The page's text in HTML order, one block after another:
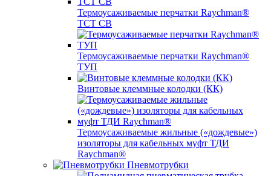
Термоусаживаемые перчатки Raychman®
TCT CB
Термоусаживаемые перчатки Raychman®
ТУП
Винтовые клеммные колодки (КК)
Термоусаживаемые жильные («дождевые»)
изоляторы для кабельных муфт ТДИ
Raychman®
Пневмотрубки